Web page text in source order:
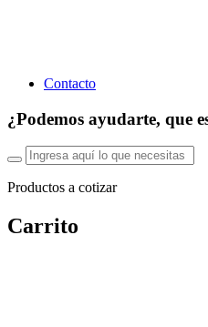
Contacto
¿Podemos ayudarte, que
Productos a cotizar
Carrito